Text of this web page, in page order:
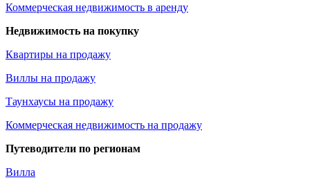
Коммерческая недвижимость в аренду
Недвижимость на покупку
Квартиры на продажу
Виллы на продажу
Таунхаусы на продажу
Коммерческая недвижимость на продажу
Путеводители по регионам
Вилла